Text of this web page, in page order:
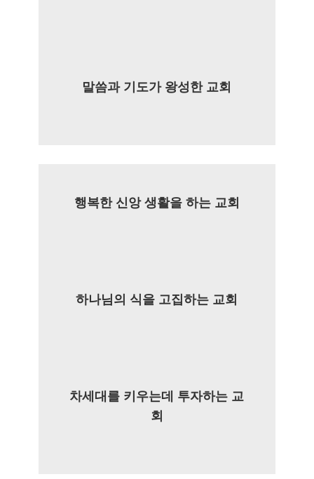
말씀과 기도가 왕성한 교회
행복한 신앙 생활을 하는 교회
하나님의 식을 고집하는 교회
차세대를 키우는데 투자하는 교
회